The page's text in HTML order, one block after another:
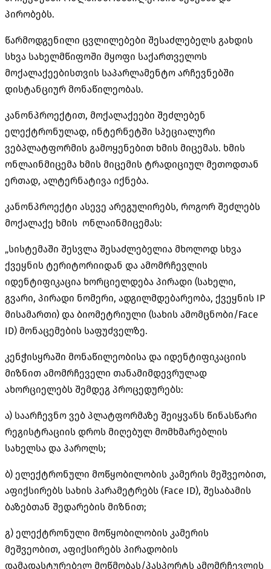
პირობებს.
წარმოდგენილი ცვლილებები შესაძლებელს გახდის
სხვა სახელმწიფოში მყოფი საქართველოს
მოქალაქეებისთვის საპარლამენტო არჩევნებში
დისტანციურ მონაწილეობას.
კანონპროექტით, მოქალაქეები შეძლებენ
ელექტრონულად, ინტერნეტში სპეციალური
ვებპლატფორმის გამოყენებით ხმის მიცემას. ხმის
ონლაინმიცემა ხმის მიცემის ტრადიციულ მეთოდთან
ერთად, ალტერნატივა იქნება.
კანონპროექტი ასევე არეგულირებს, როგორ შეძლებს
მოქალაქე ხმის ონლაინმიცემას:
„სისტემაში შესვლა შესაძლებელია მხოლოდ სხვა
ქვეყნის ტერიტორიიდან და ამომრჩევლის
იდენტიფიკაცია ხორციელდება პირადი (სახელი,
გვარი, პირადი ნომერი, ადგილმდებარეობა, ქვეყნის IP
მისამართი) და ბიომეტრიული (სახის ამომცნობი/Face
ID) მონაცემების საფუძველზე.
კენჭისყრაში მონაწილეობისა და იდენტიფიკაციის
მიზნით ამომრჩეველი თანამიმდევრულად
ახორციელებს შემდეგ პროცედურებს:
ა) საარჩევნო ვებ პლატფორმაზე შეიყვანს წინასწარი
რეგისტრაციის დროს მიღებულ მომხმარებლის
სახელსა და პაროლს;
ბ) ელექტრონული მოწყობილობის კამერის მეშვეობით,
აფიქსირებს სახის პარამეტრებს (Face ID), შესაბამის
ბაზებთან შედარების მიზნით;
გ) ელექტრონული მოწყობილობის კამერის
მეშვეობით, აფიქსირებს პირადობის
დამადასტურებელ მოწმობას/პასპორტს ამომრჩევლის